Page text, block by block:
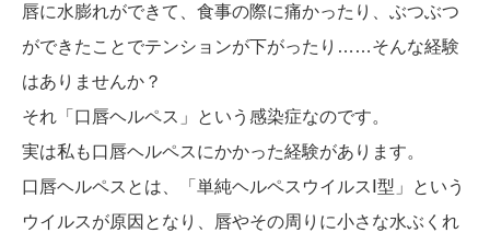
唇に水膨れができて、食事の際に痛かったり、ぶつぶつ
ができたことでテンションが下がったり……そんな経験
はありませんか？
それ「口唇ヘルペス」という感染症なのです。
実は私も口唇ヘルペスにかかった経験があります。
口唇ヘルペスとは、「単純ヘルペスウイルスⅠ型」という
ウイルスが原因となり、唇やその周りに小さな水ぶくれ